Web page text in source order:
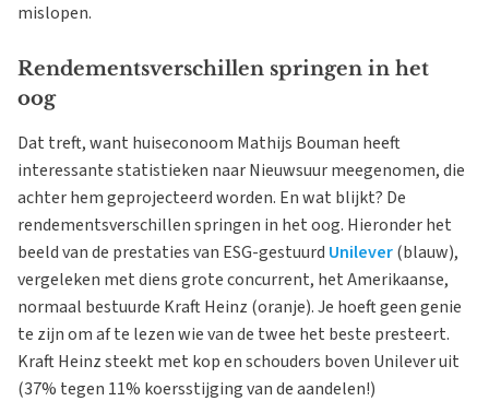
mislopen.
Rendementsverschillen springen in het
oog
Dat treft, want huiseconoom Mathijs Bouman heeft
interessante statistieken naar Nieuwsuur meegenomen, die
achter hem geprojecteerd worden. En wat blijkt? De
rendementsverschillen springen in het oog. Hieronder het
beeld van de prestaties van ESG-gestuurd Unilever(blauw),
vergeleken met diens grote concurrent, het Amerikaanse,
normaal bestuurde Kraft Heinz (oranje). Je hoeft geen genie
te zijn om af te lezen wie van de twee het beste presteert.
Kraft Heinz steekt met kop en schouders boven Unilever uit
(37% tegen 11% koersstijging van de aandelen!)